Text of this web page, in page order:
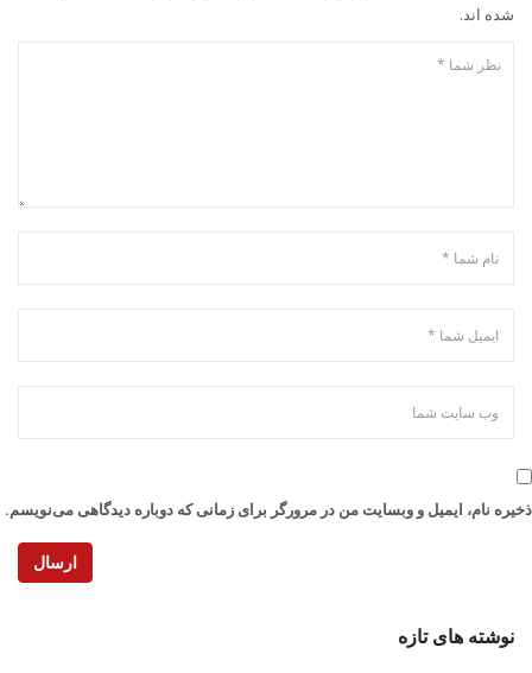
شده اند.
ذخیره نام، ایمیل و وبسایت من در مرورگر برای زمانی که دوباره دیدگاهی می‌نویسم.
ارسال
نوشته های تازه